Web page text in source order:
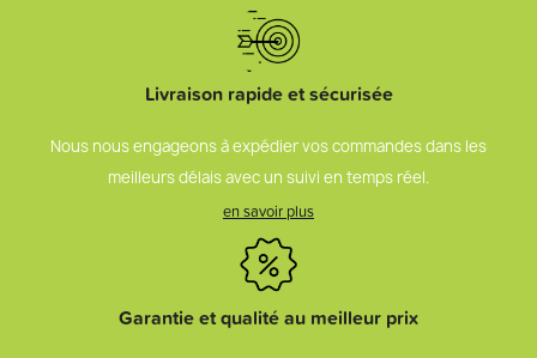
Livraison rapide et sécurisée
Nous nous engageons à expédier vos commandes dans les
meilleurs délais avec un suivi en temps réel.
en savoir plus
Garantie et qualité au meilleur prix